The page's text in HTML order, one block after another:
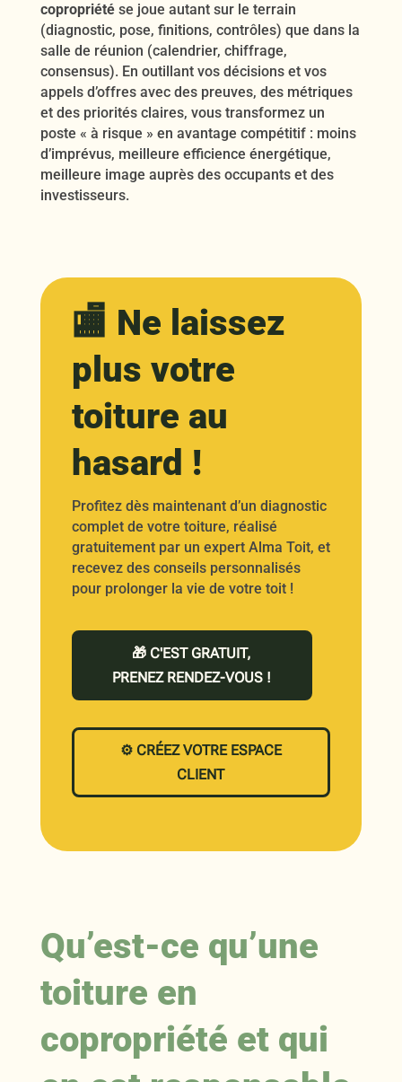
copropriétése joue autant sur le terrain
(diagnostic, pose, finitions, contrôles) que dans la
salle de réunion (calendrier, chiffrage,
consensus). En outillant vos décisions et vos
appels d’offres avec des preuves, des métriques
et des priorités claires, vous transformez un
poste « à risque » en avantage compétitif : moins
d’imprévus, meilleure efficience énergétique,
meilleure image auprès des occupants et des
investisseurs.
🏬 Ne laissez
plus votre
toiture au
hasard !
Profitez dès maintenant d’un diagnostic
complet de votre toiture, réalisé
gratuitement par un expert Alma Toit, et
recevez des conseils personnalisés
pour prolonger la vie de votre toit !
🎁 C'EST GRATUIT,
PRENEZ RENDEZ-VOUS !
⚙️ CRÉEZ VOTRE ESPACE
CLIENT
Qu’est-ce qu’une
toiture en
copropriété et qui